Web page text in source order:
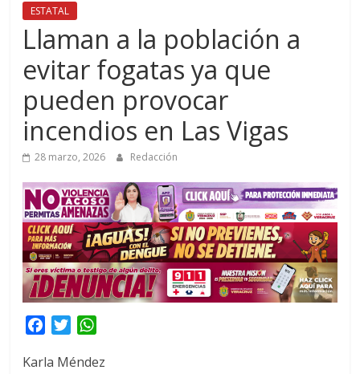
ESTATAL
Llaman a la población a
evitar fogatas ya que
pueden provocar
incendios en Las Vigas
28 marzo, 2026 Redacción
c
T
i
a
Karla Méndez